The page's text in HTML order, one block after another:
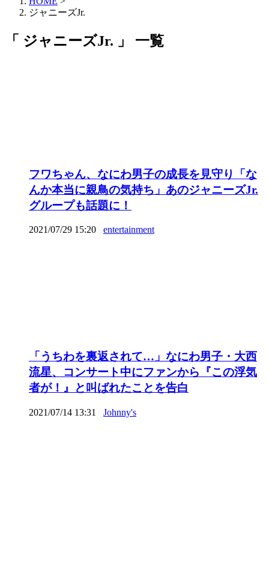
ジャニーズJr.
「 ジャニーズJr. 」 一覧
フワちゃん、なにわ男子の成長を見守り「な
んか本当に親鳥の気持ち」あのジャニーズJr.
グループも話題に！
2021/07/29 15:20 entertainment
「うちわを裏返されて…」なにわ男子・大西
流星、コンサート中にファンから『この浮気
者が！』と叫ばれたことを告白
2021/07/14 13:31 Johnny's